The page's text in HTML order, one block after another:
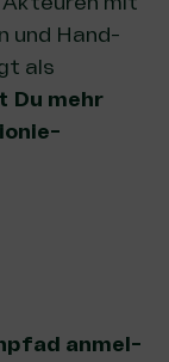
und Hand­
als
Du mehr
anmel­